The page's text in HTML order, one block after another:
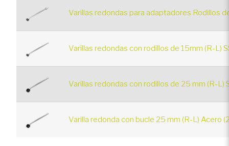
Varillas redondas para adaptadores Rodillos
Varillas redondas con rodillos de 15mm (R-L)
Varillas redondas con rodillos de 25 mm (R-L)
Varilla redonda con bucle 25 mm (R-L) Acero